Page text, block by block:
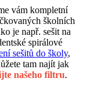
vám kompletní
školních
je např. sešit na
spirálové
sešitů do školy,
tam najít jak
našeho filtru.